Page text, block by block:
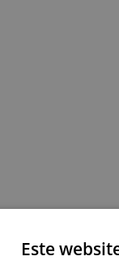
Este